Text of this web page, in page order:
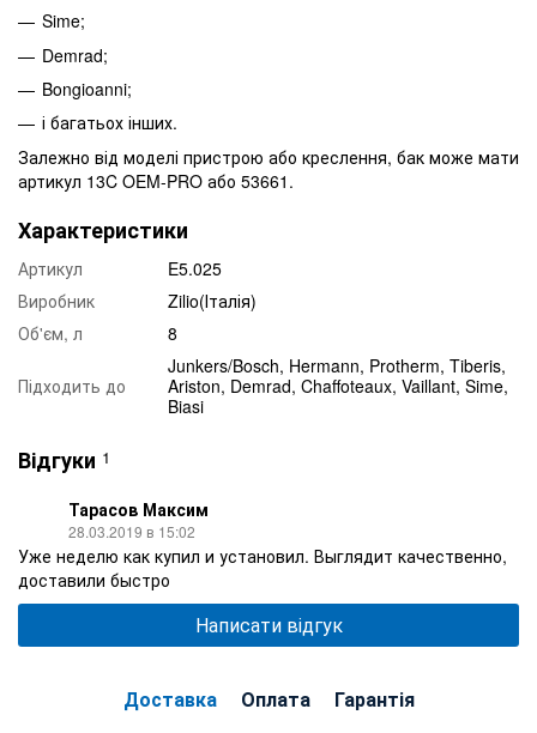
Sime;
Demrad;
Bongioanni;
і багатьох інших.
Залежно від моделі пристрою або креслення, бак може мати
артикул 13C OEM-PRO або 53661.
Характеристики
Артикул
E5.025
Виробник
Zilio(Італія)
Об'єм, л
8
Підходить до
Junkers/Bosch, Hermann, Protherm, Tiberis,
Ariston, Demrad, Chaffoteaux, Vaillant, Sime,
Biasi
Відгуки 1
Тарасов Максим
28.03.2019 в 15:02
Уже неделю как купил и установил. Выглядит качественно,
доставили быстро
Написати відгук
Доставка Оплата Гарантія